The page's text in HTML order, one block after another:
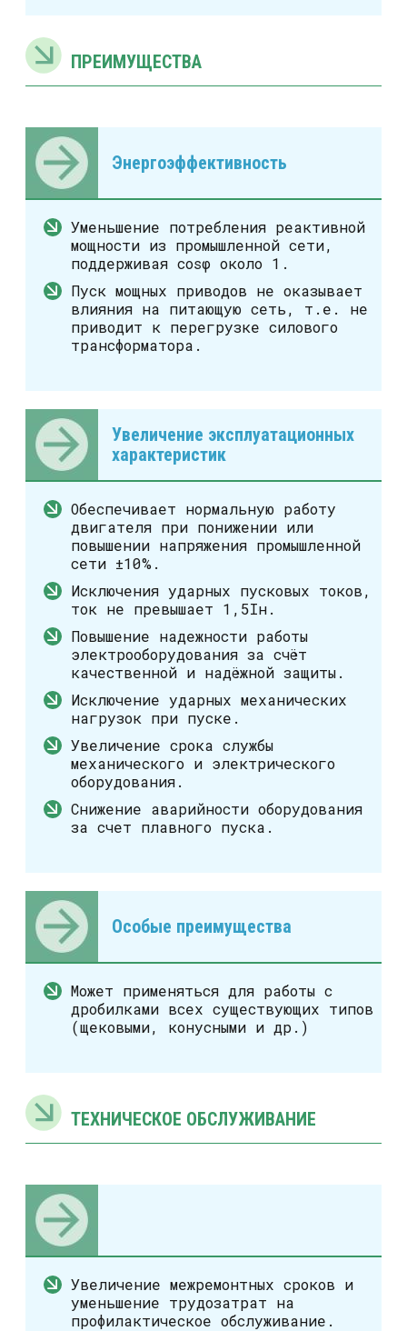
ПРЕИМУЩЕСТВА
Энергоэффективность
Уменьшение потребления реактивной
мощности из промышленной сети,
поддерживая cosφ около 1.
Пуск мощных приводов не оказывает
влияния на питающую сеть, т.е. не
приводит к перегрузке силового
трансформатора.
Увеличение эксплуатационных
характеристик
Обеспечивает нормальную работу
двигателя при понижении или
повышении напряжения промышленной
сети ±10%.
Исключения ударных пусковых токов,
ток не превышает 1,5Iн.
Повышение надежности работы
электрооборудования за счёт
качественной и надёжной защиты.
Исключение ударных механических
нагрузок при пуске.
Увеличение срока службы
механического и электрического
оборудования.
Снижение аварийности оборудования
за счет плавного пуска.
Особые преимущества
Может применяться для работы с
дробилками всех существующих типов
(щековыми, конусными и др.)
ТЕХНИЧЕСКОЕ ОБСЛУЖИВАНИЕ
Увеличение межремонтных сроков и
уменьшение трудозатрат на
профилактическое обслуживание.